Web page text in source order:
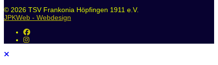
© 2026 TSV Frankonia Höpfingen 1911 e.V.
JPKWeb - Webdesign